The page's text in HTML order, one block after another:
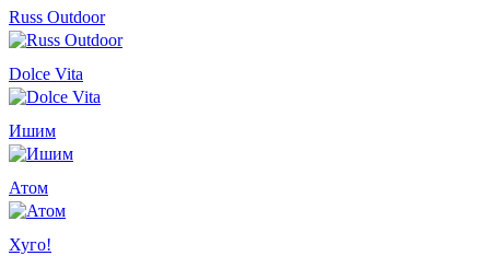
Russ Outdoor
Dolce Vita
Ишим
Атом
Хуго!